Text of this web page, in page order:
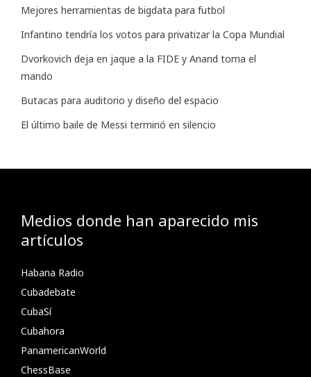
Mejores herramientas de bigdata para futbol
Infantino tendría los votos para privatizar la Copa Mundial
Dvorkovich deja en jaque a la FIDE y Anand toma el
mando
Butacas para auditorio y diseño del espacio
El último baile de Messi terminó en silencio
Medios donde han aparecido mis
artículos
Habana Radio
Cubadebate
CubaSí
Cubahora
PanamericanWorld
ChessBase